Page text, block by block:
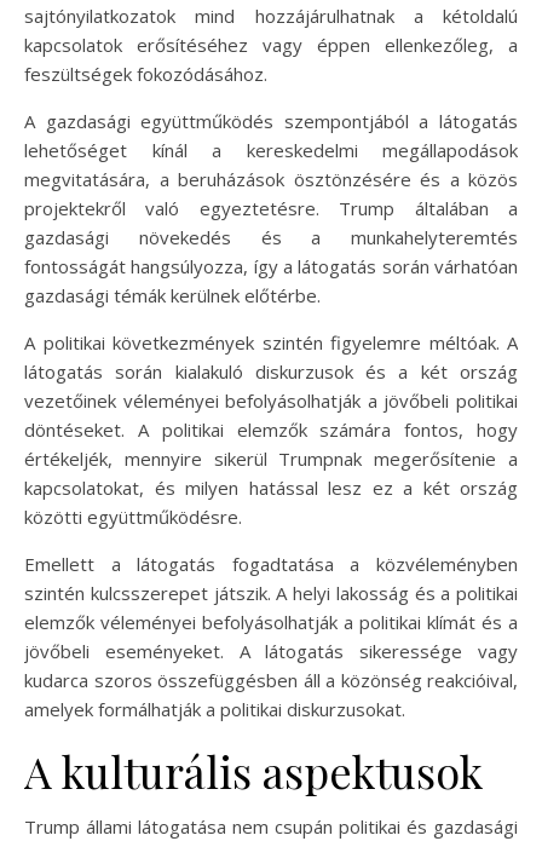
sajtónyilatkozatok mind hozzájárulhatnak a kétoldalú
kapcsolatok erősítéséhez vagy éppen ellenkezőleg, a
feszültségek fokozódásához.
A gazdasági együttműködés szempontjából a látogatás
lehetőséget kínál a kereskedelmi megállapodások
megvitatására, a beruházások ösztönzésére és a közös
projektekről való egyeztetésre. Trump általában a
gazdasági növekedés és a munkahelyteremtés
fontosságát hangsúlyozza, így a látogatás során várhatóan
gazdasági témák kerülnek előtérbe.
A politikai következmények szintén figyelemre méltóak. A
látogatás során kialakuló diskurzusok és a két ország
vezetőinek véleményei befolyásolhatják a jövőbeli politikai
döntéseket. A politikai elemzők számára fontos, hogy
értékeljék, mennyire sikerül Trumpnak megerősítenie a
kapcsolatokat, és milyen hatással lesz ez a két ország
közötti együttműködésre.
Emellett a látogatás fogadtatása a közvéleményben
szintén kulcsszerepet játszik. A helyi lakosság és a politikai
elemzők véleményei befolyásolhatják a politikai klímát és a
jövőbeli eseményeket. A látogatás sikeressége vagy
kudarca szoros összefüggésben áll a közönség reakcióival,
amelyek formálhatják a politikai diskurzusokat.
A kulturális aspektusok
Trump állami látogatása nem csupán politikai és gazdasági